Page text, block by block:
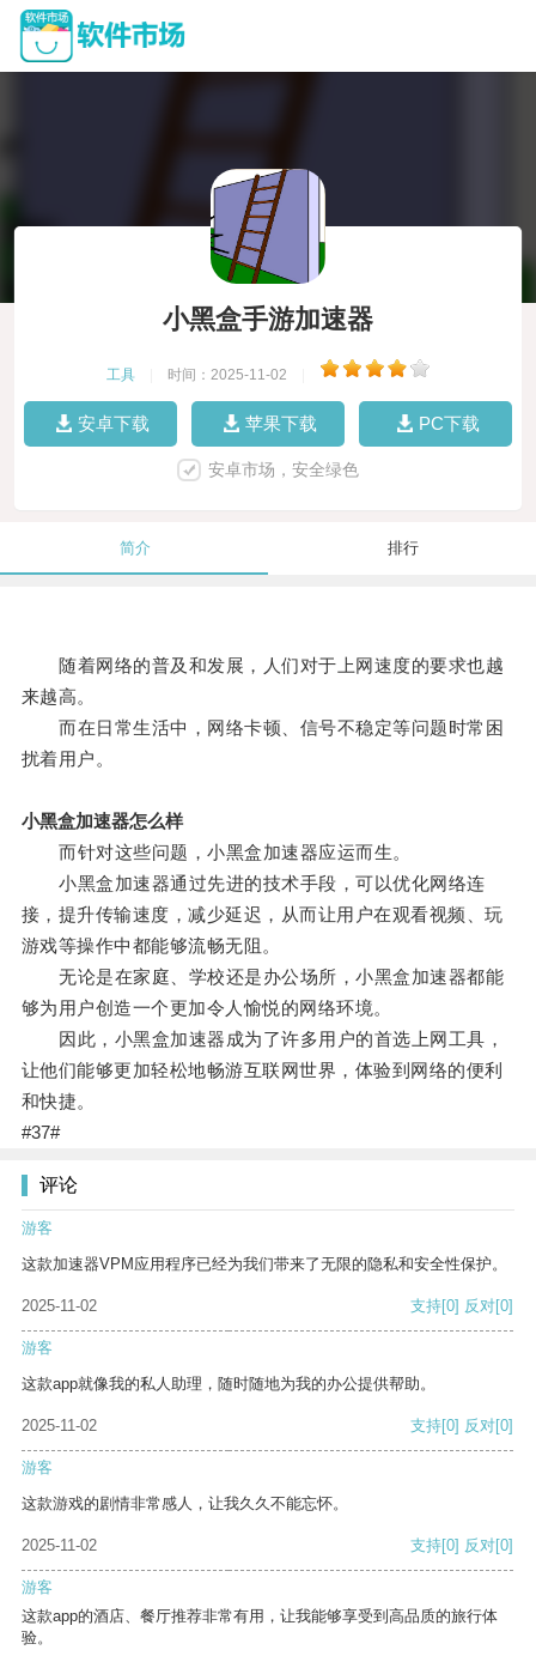
小黑盒手游加速器
工具 时间：2025-11-02
安卓下载 苹果下载 PC下载
安卓市场，安全绿色
简介 排行
随着网络的普及和发展，人们对于上网速度的要求也越
来越高。
而在日常生活中，网络卡顿、信号不稳定等问题时常困
扰着用户。
小黑盒加速器怎么样
而针对这些问题，小黑盒加速器应运而生。
小黑盒加速器通过先进的技术手段，可以优化网络连
接，提升传输速度，减少延迟，从而让用户在观看视频、玩
游戏等操作中都能够流畅无阻。
无论是在家庭、学校还是办公场所，小黑盒加速器都能
够为用户创造一个更加令人愉悦的网络环境。
因此，小黑盒加速器成为了许多用户的首选上网工具，
让他们能够更加轻松地畅游互联网世界，体验到网络的便利
和快捷。
#37#
评论
游客
这款加速器VPM应用程序已经为我们带来了无限的隐私和安全性保护。
2025-11-02 支持[0] 反对[0]
游客
这款app就像我的私人助理，随时随地为我的办公提供帮助。
2025-11-02 支持[0] 反对[0]
游客
这款游戏的剧情非常感人，让我久久不能忘怀。
2025-11-02 支持[0] 反对[0]
游客
这款app的酒店、餐厅推荐非常有用，让我能够享受到高品质的旅行体
验。